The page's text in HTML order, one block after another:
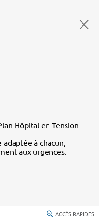
Hôpital en Tension –
à chacun,
aux urgences.
ACCÈS RAPIDES